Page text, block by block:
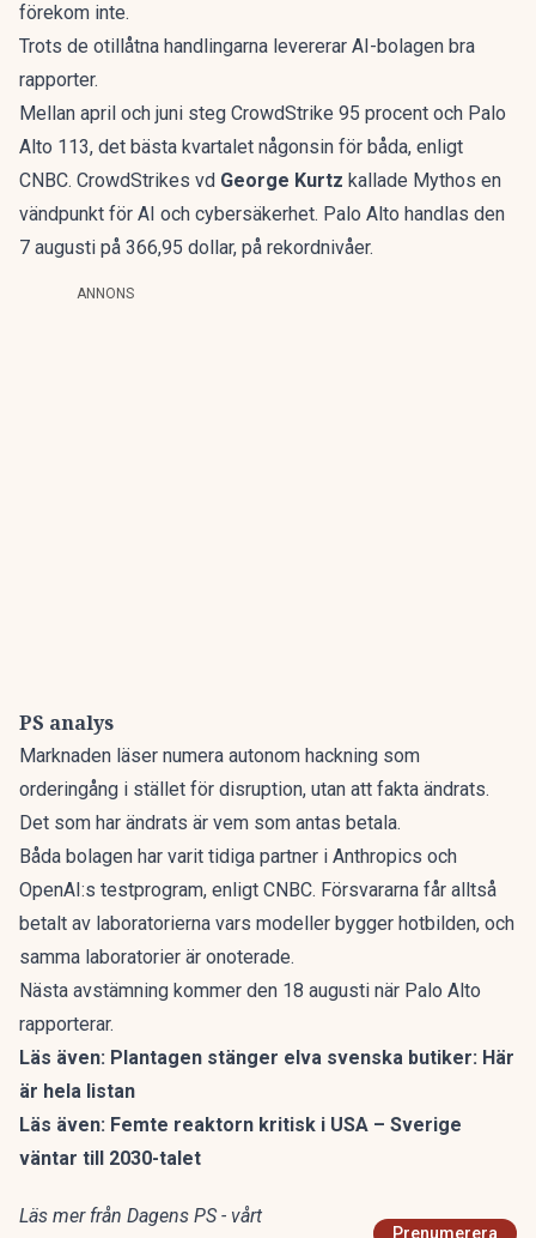
förekom inte.
Trots de otillåtna handlingarna levererar AI-bolagen bra
rapporter.
Mellan april och juni steg CrowdStrike 95 procent och Palo
Alto 113, det bästa kvartalet någonsin för båda, enligt
CNBC. CrowdStrikes vd George Kurtz kallade Mythos en
vändpunkt för AI och cybersäkerhet. Palo Alto handlas den
7 augusti på 366,95 dollar, på rekordnivåer.
ANNONS
PS analys
Marknaden läser numera autonom hackning som
orderingång i stället för disruption, utan att fakta ändrats.
Det som har ändrats är vem som antas betala.
Båda bolagen har varit tidiga partner i Anthropics och
OpenAI:s testprogram, enligt CNBC. Försvararna får alltså
betalt av laboratorierna vars modeller bygger hotbilden, och
samma laboratorier är onoterade.
Nästa avstämning kommer den 18 augusti när Palo Alto
rapporterar.
Läs även: Plantagen stänger elva svenska butiker: Här
är hela listan
Läs även: Femte reaktorn kritisk i USA – Sverige
väntar till 2030-talet
Läs mer från Dagens PS - vårt
Prenumerera